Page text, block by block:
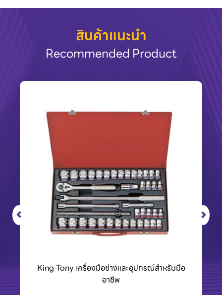
สินค้าแนะนำ
Recommended Product
BCC01 กล่องชาร์จแบตเตอรี่ 40Vmax XGT